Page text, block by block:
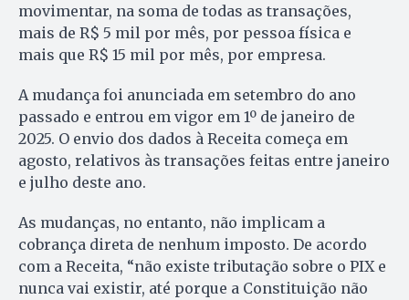
movimentar, na soma de todas as transações,
mais de R$ 5 mil por mês, por pessoa física e
mais que R$ 15 mil por mês, por empresa.
A mudança foi anunciada em setembro do ano
passado e entrou em vigor em 1º de janeiro de
2025. O envio dos dados à Receita começa em
agosto, relativos às transações feitas entre janeiro
e julho deste ano.
As mudanças, no entanto, não implicam a
cobrança direta de nenhum imposto. De acordo
com a Receita, “não existe tributação sobre o PIX e
nunca vai existir, até porque a Constituição não